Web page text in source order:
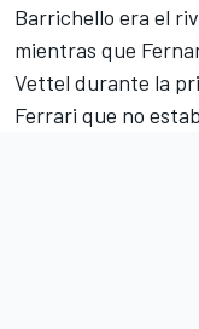
Barrichello era el
mientras que
Vettel durante la
Ferrari que no